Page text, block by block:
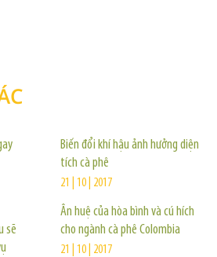
sẽ
Biến đổi khí hậu ảnh hưởng diện
tích cà phê
21 | 10 | 2017
Ân huệ của hòa bình và cú hích
cho ngành cà phê Colombia
21 | 10 | 2017